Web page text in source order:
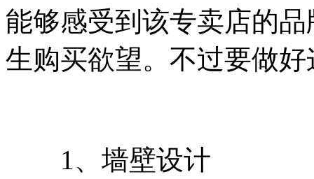
能够感受到该专卖店的
生购买欲望。不过要做
1、墙壁设计